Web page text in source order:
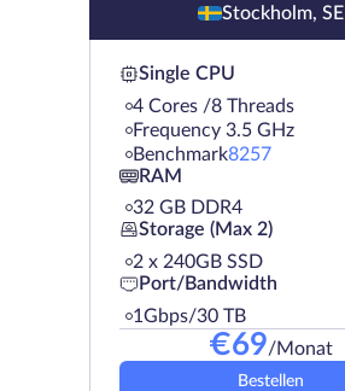
Stockholm, SE
Single CPU
4 Cores /8 Threads
Frequency 3.5 GHz
Benchmark8257
RAM
32 GB DDR4
Storage (Max 2)
2 х 240GB SSD
Port/Bandwidth
1Gbps/30 TB
€69/Monat
Bestellen